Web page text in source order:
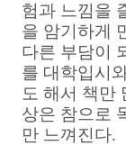
험과 느낌을
을 암기하게
다른 부담이
를 대학입시
도 해서 책만
상은 참으로
만 느껴진다.